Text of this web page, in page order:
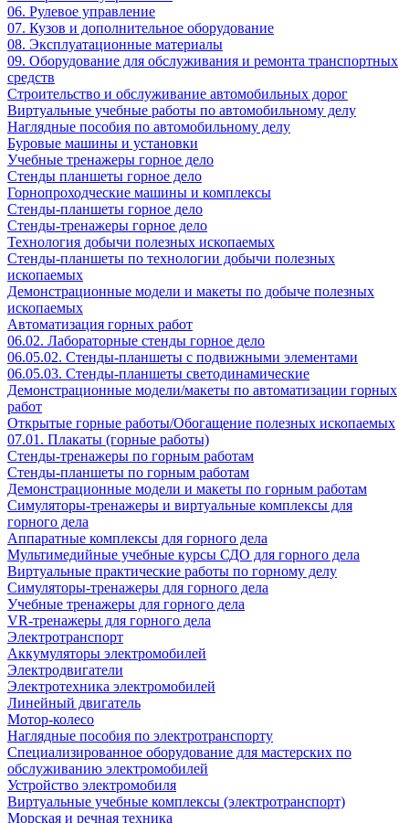
06. Рулевое управление
07. Кузов и дополнительное оборудование
08. Эксплуатационные материалы
09. Оборудование для обслуживания и ремонта транспортных
средств
Строительство и обслуживание автомобильных дорог
Виртуальные учебные работы по автомобильному делу
Наглядные пособия по автомобильному делу
Буровые машины и установки
Учебные тренажеры горное дело
Стенды планшеты горное дело
Горнопроходческие машины и комплексы
Стенды-планшеты горное дело
Стенды-тренажеры горное дело
Технология добычи полезных ископаемых
Стенды-планшеты по технологии добычи полезных
ископаемых
Демонстрационные модели и макеты по добыче полезных
ископаемых
Автоматизация горных работ
06.02. Лабораторные стенды горное дело
06.05.02. Стенды-планшеты с подвижными элементами
06.05.03. Стенды-планшеты светодинамические
Демонстрационные модели/макеты по автоматизации горных
работ
Открытые горные работы/Обогащение полезных ископаемых
07.01. Плакаты (горные работы)
Стенды-тренажеры по горным работам
Стенды-планшеты по горным работам
Демонстрационные модели и макеты по горным работам
Симуляторы-тренажеры и виртуальные комплексы для
горного дела
Аппаратные комплексы для горного дела
Мультимедийные учебные курсы СДО для горного дела
Виртуальные практические работы по горному делу
Симуляторы-тренажеры для горного дела
Учебные тренажеры для горного дела
VR-тренажеры для горного дела
Электротранспорт
Аккумуляторы электромобилей
Электродвигатели
Электротехника электромобилей
Линейный двигатель
Мотор-колесо
Наглядные пособия по электротранспорту
Специализированное оборудование для мастерских по
обслуживанию электромобилей
Устройство электромобиля
Виртуальные учебные комплексы (электротранспорт)
Морская и речная техника